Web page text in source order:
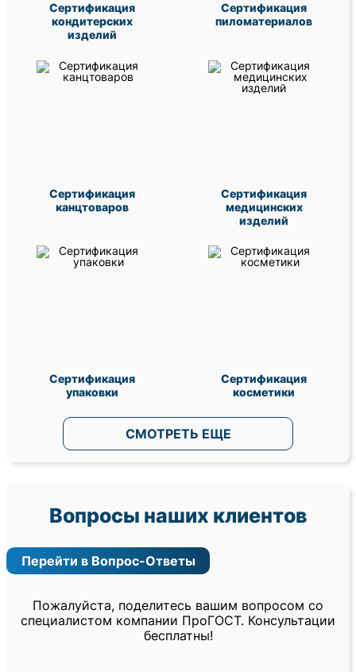
Сертификация
кондитерских
изделий
Сертификация
пиломатериалов
Сертификация
канцтоваров
Сертификация
медицинских
изделий
Сертификация
упаковки
Сертификация
косметики
СМОТРЕТЬ ЕЩЕ
Вопросы наших клиентов
Перейти в Вопрос-Ответы
Пожалуйста, поделитесь вашим вопросом со
специалистом компании ПроГОСТ. Консультации
бесплатны!